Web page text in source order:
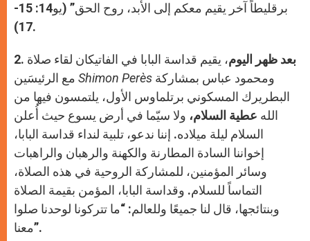
برقليطاً آخر يقيم معكم إلى الأبد، روح الحق” (يو14: 15-
17).
2. بعد ظهر اليوم، يقيم قداسة البابا في الفاتيكان لقاء صلاة
Shimon Perès
البطريرك المسكوني برتلماوس الأول، يلتمسون فيها من
الله عطية السلام، ولا سيّما في أرض يسوع حيث أُعلن
السلام ليلة ميلاده. إننا ندعو، تلبية لنداء قداسة البابا،
إخواننا السادة المطارنة والكهنة والرهبان والراهبات
وسائر المؤمنين، للمشاركة الروحية في هذه الصلاة،
التماساً للسلام. وقداسة البابا، المؤمن بقيمة الصلاة
وبنتائجها، قال لنا جميعًا وللعالم: “ما تتركونا لوحدنا صلوا
معنا”.